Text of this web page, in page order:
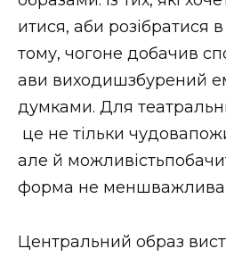
итися, аби розібратися в
тому, чогоне добачив
ави виходишзбурений
думками. Для
це не тільки
але й
форма не меншважлива
Центральний образ